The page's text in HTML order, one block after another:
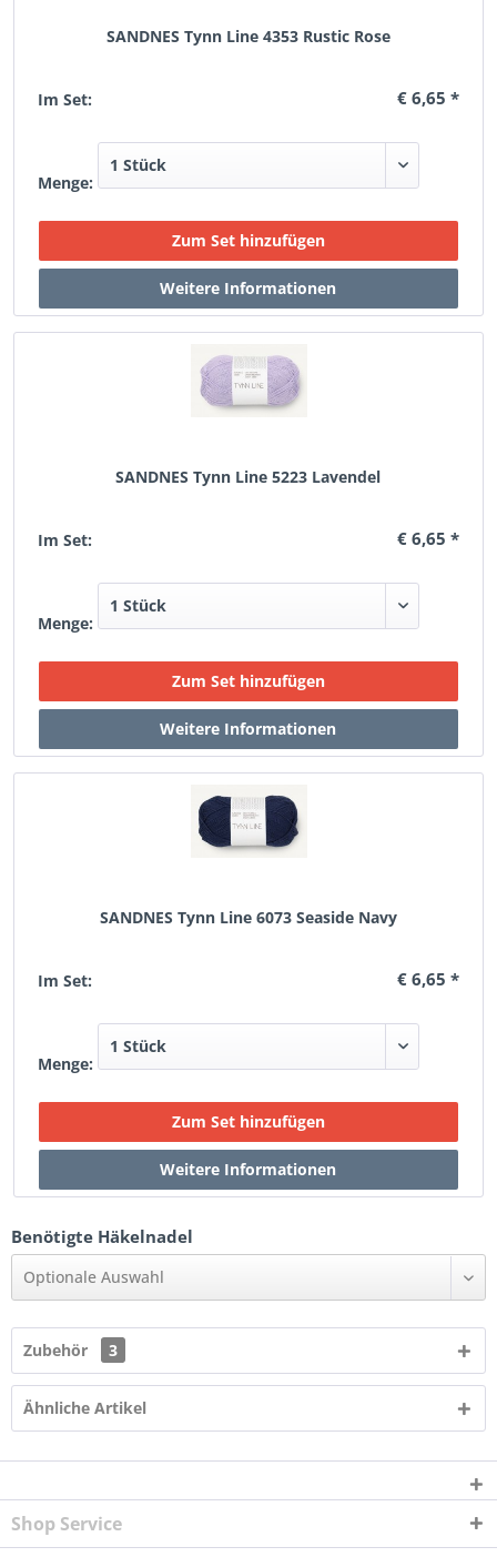
SANDNES Tynn Line 4353 Rustic Rose
Im Set: € 6,65 *
Menge:
SANDNES Tynn Line 5223 Lavendel
Im Set: € 6,65 *
Menge:
SANDNES Tynn Line 6073 Seaside Navy
Im Set: € 6,65 *
Menge:
Benötigte Häkelnadel
Optionale Auswahl
Zubehör 3
Ähnliche Artikel
Shop Service